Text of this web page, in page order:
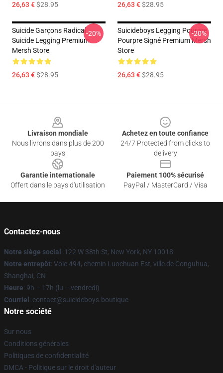
26,63 €$28.95 26,63 €$28.95
Suicide Garçons Radical
Suicide Legging Premium
Mersh Store
26,63 €$28.95
-20%
Suicideboys Legging Pourpre
Pourpre Signé Premium Mersh
Store
26,63 €$28.95
-20%
Livraison mondiale
Nous livrons dans plus de 200
pays
Achetez en toute confiance
24/7 Protected from clicks to
delivery
Garantie internationale
Offert dans le pays d'utilisation
Paiement 100% sécurisé
PayPal / MasterCard / Visa
Contactez-nous
Notre siège social : 122 W 38th St, New York, NY 10018
Notre entrepôt: Voie 494, chemin Luochuan Est, ville de Conguhua,
Shanghai, CN
Heure: 9h – 17h (lu – vendredi)
Courriel : contact@suicideboys.boutique
Notre société
Sur nous
Conditions générales
Politiques de confidentialité
DMCA - Politique sur le droit d'auteur